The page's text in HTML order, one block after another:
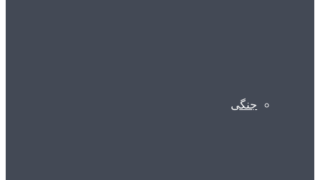
جنگی